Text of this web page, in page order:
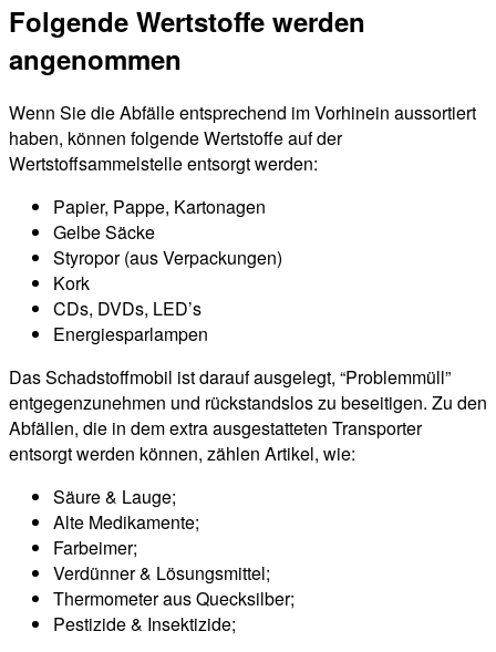
Folgende Wertstoffe werden
angenommen
Wenn Sie die Abfälle entsprechend im Vorhinein aussortiert
haben, können folgende Wertstoffe auf der
Wertstoffsammelstelle entsorgt werden:
Papier, Pappe, Kartonagen
Gelbe Säcke
Styropor (aus Verpackungen)
Kork
CDs, DVDs, LED’s
Energiesparlampen
Das Schadstoffmobil ist darauf ausgelegt, “Problemmüll”
entgegenzunehmen und rückstandslos zu beseitigen. Zu den
Abfällen, die in dem extra ausgestatteten Transporter
entsorgt werden können, zählen Artikel, wie:
Säure & Lauge;
Alte Medikamente;
Farbeimer;
Verdünner & Lösungsmittel;
Thermometer aus Quecksilber;
Pestizide & Insektizide;